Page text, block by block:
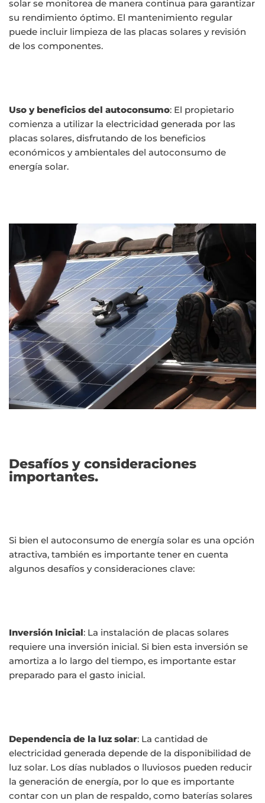
solar se monitorea de manera continua para garantizar
su rendimiento óptimo. El mantenimiento regular
puede incluir limpieza de las placas solares y revisión
de los componentes.
Uso y beneficios del autoconsumo: El propietario
comienza a utilizar la electricidad generada por las
placas solares, disfrutando de los beneficios
económicos y ambientales del autoconsumo de
energía solar.
Desafíos y consideraciones
importantes.
Si bien el autoconsumo de energía solar es una opción
atractiva, también es importante tener en cuenta
algunos desafíos y consideraciones clave:
Inversión Inicial: La instalación de placas solares
requiere una inversión inicial. Si bien esta inversión se
amortiza a lo largo del tiempo, es importante estar
preparado para el gasto inicial.
Dependencia de la luz solar: La cantidad de
electricidad generada depende de la disponibilidad de
luz solar. Los días nublados o lluviosos pueden reducir
la generación de energía, por lo que es importante
contar con un plan de respaldo, como baterías solares